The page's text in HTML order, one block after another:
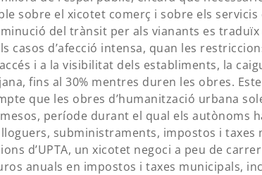
sobre el xicotet comerç i sobre els servicis
del trànsit per als vianants es
casos d’afecció intensa, quan les
i a la visibilitat dels establiments, la
fins al 30% mentres duren les obres.
que les obres d’humanització urbana
període durant el qual els autònoms
subministraments, impostos i taxes
d’UPTA, un xicotet negoci a peu de
anuals en impostos i taxes municipals,